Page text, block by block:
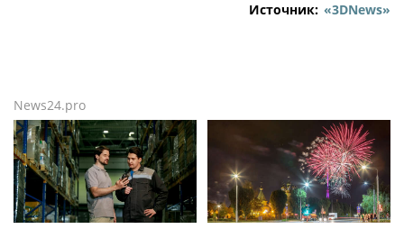
Источник: «3DNews»
News24.pro